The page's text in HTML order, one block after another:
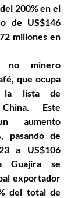
200% en el
de US$146
millones en
no minero
que ocupa
lista de
Este
aumento
pasando de
a US$106
Guajira se
exportador
del total de